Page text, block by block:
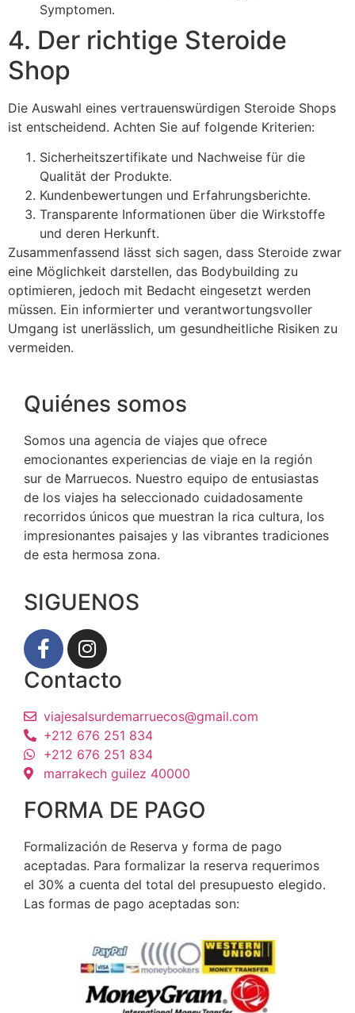
Symptomen.
4. Der richtige Steroide
Shop
Die Auswahl eines vertrauenswürdigen Steroide Shops
ist entscheidend. Achten Sie auf folgende Kriterien:
Sicherheitszertifikate und Nachweise für die
Qualität der Produkte.
Kundenbewertungen und Erfahrungsberichte.
Transparente Informationen über die Wirkstoffe
und deren Herkunft.
Zusammenfassend lässt sich sagen, dass Steroide zwar
eine Möglichkeit darstellen, das Bodybuilding zu
optimieren, jedoch mit Bedacht eingesetzt werden
müssen. Ein informierter und verantwortungsvoller
Umgang ist unerlässlich, um gesundheitliche Risiken zu
vermeiden.
Quiénes somos
Somos una agencia de viajes que ofrece
emocionantes experiencias de viaje en la región
sur de Marruecos. Nuestro equipo de entusiastas
de los viajes ha seleccionado cuidadosamente
recorridos únicos que muestran la rica cultura, los
impresionantes paisajes y las vibrantes tradiciones
de esta hermosa zona.
SIGUENOS
Contacto
viajesalsurdemarruecos@gmail.com
+212 676 251 834
+212 676 251 834
marrakech guilez 40000
FORMA DE PAGO
Formalización de Reserva y forma de pago
aceptadas. Para formalizar la reserva requerimos
el 30% a cuenta del total del presupuesto elegido.
Las formas de pago aceptadas son: